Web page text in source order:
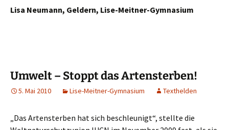
Lisa Neumann, Geldern, Lise-Meitner-Gymnasium
Umwelt – Stoppt das Artensterben!
5. Mai 2010 Lise-Meitner-Gymnasium Texthelden
„Das Artensterben hat sich beschleunigt“, stellte die